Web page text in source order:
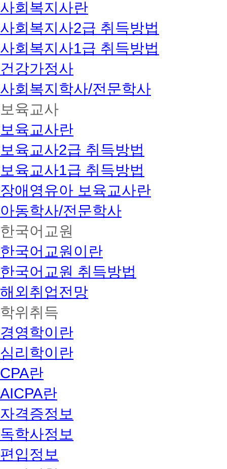
사회복지사란
사회복지사2급 취득방법
사회복지사1급 취득방법
건강가정사
사회복지학사/전문학사
보육교사
보육교사란
보육교사2급 취득방법
보육교사1급 취득방법
장애영유아 보육교사란
아동학사/전문학사
한국어교원
한국어교원이란
한국어교원 취득방법
해외취업전망
학위취득
경영학이란
심리학이란
CPA란
AICPA란
자격증정보
독학사정보
편입정보